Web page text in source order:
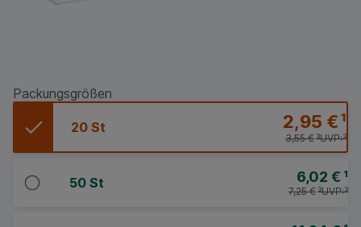
Packungsgrößen
20 St 2,95 €¹
UVP:³
3,55 €³
50 St 6,02 € ¹
UVP:³
7,25 €³